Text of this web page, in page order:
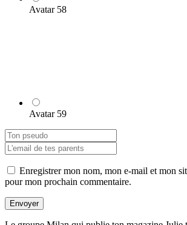
Avatar 58
Avatar 59
Enregistrer mon nom, mon e-mail et mon
pour mon prochain commentaire.
Envoyer